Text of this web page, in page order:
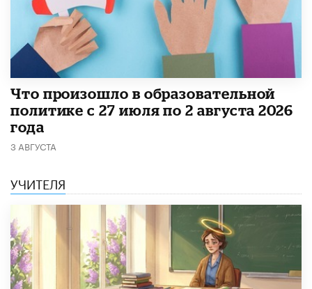
​Что произошло в образовательной
политике с 27 июля по 2 августа 2026
года
3 АВГУСТА
УЧИТЕЛЯ